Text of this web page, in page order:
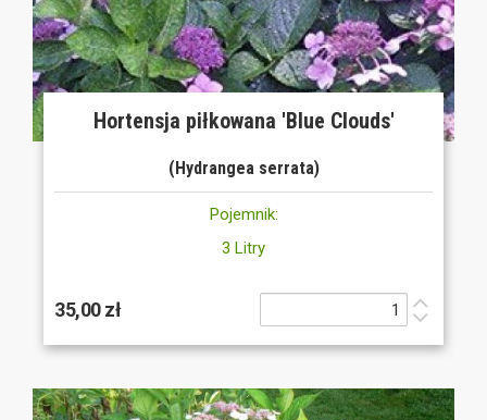
Hortensja piłkowana 'Blue Clouds'
(Hydrangea serrata)
Pojemnik:
3 Litry
35,00 zł